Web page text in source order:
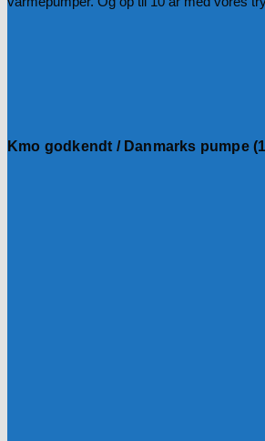
Kmo godkendt / Danmarks pumpe